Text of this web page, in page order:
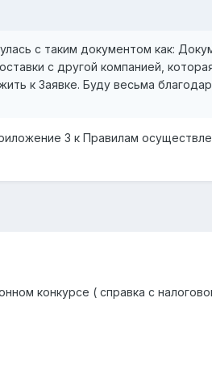
с таким документом как:
с другой компанией,
к Заявке. Буду весьма
3 к Правилам
конкурсе ( справка с